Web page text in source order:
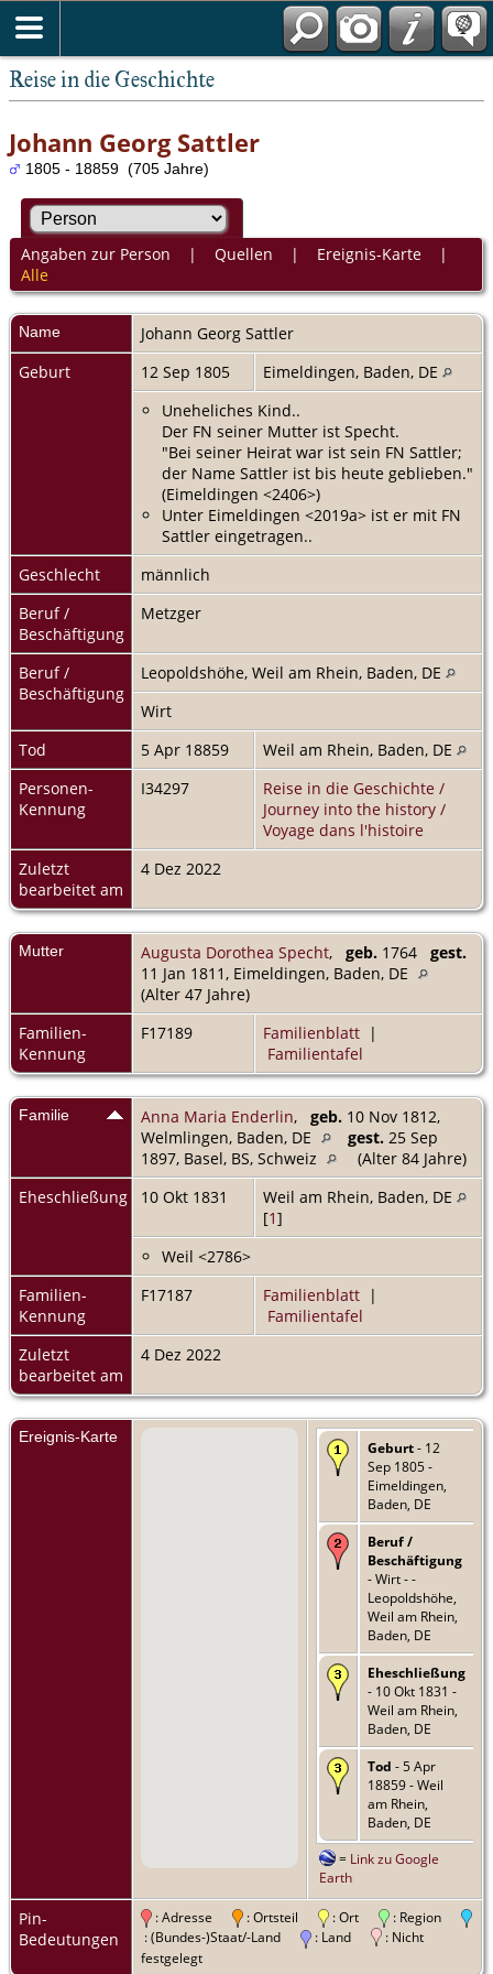
Reise in die Geschichte
Johann Georg Sattler
1805 - 18859 (705 Jahre)
Angaben zur Person | Quellen | Ereignis-Karte|
Alle
Name Johann Georg Sattler
Geburt
12 Sep 1805
Eimeldingen, Baden, DE
Uneheliches Kind..
Der FN seiner Mutter ist Specht.
"Bei seiner Heirat war ist sein FN Sattler;
der Name Sattler ist bis heute geblieben."
(Eimeldingen <2406>)
Unter Eimeldingen <2019a> ist er mit FN
Sattler eingetragen..
Geschlecht
männlich
Beruf /
Beschäftigung
Metzger
Beruf /
Beschäftigung
Leopoldshöhe, Weil am Rhein, Baden, DE
Wirt
Tod
5 Apr 18859
Weil am Rhein, Baden, DE
Personen-
Kennung
I34297
Reise in die Geschichte /
Journey into the history /
Voyage dans l'histoire
Zuletzt
bearbeitet am
4 Dez 2022
Mutter Augusta Dorothea Specht, geb. 1764 gest.
11 Jan 1811, Eimeldingen, Baden, DE
(Alter 47 Jahre)
Familien-
Kennung
F17189 Familienblatt |
Familientafel
Familie Anna Maria Enderlin, geb. 10 Nov 1812,
Welmlingen, Baden, DE
gest. 25 Sep
1897, Basel, BS, Schweiz
(Alter 84 Jahre)
Eheschließung
10 Okt 1831
Weil am Rhein, Baden, DE
[1]
Weil <2786>
Familien-
Kennung
F17187 Familienblatt |
Familientafel
Zuletzt
bearbeitet am
4 Dez 2022
Ereignis-Karte
Geburt- 12
Sep 1805 -
Eimeldingen,
Baden, DE
Beruf /
Beschäftigung
- Wirt - -
Leopoldshöhe,
Weil am Rhein,
Baden, DE
Eheschließung
- 10 Okt 1831 -
Weil am Rhein,
Baden, DE
Tod - 5 Apr
18859 - Weil
am Rhein,
Baden, DE
= Link zu Google
Earth
Pin-
Bedeutungen
: Adresse : Ortsteil : Ort
: Region
: (Bundes-)Staat/-Land
: Land
: Nicht
festgelegt